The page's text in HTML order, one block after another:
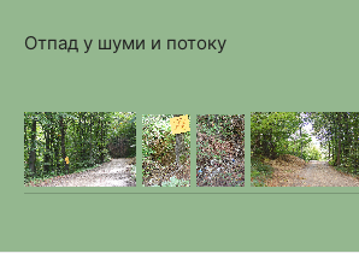
Отпад у шуми и потоку